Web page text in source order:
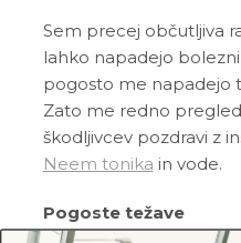
Sem precej občutljiva
lahko napadejo
pogosto me napadejo
Zato me redno
škodljivcev pozdravi z
Neem tonika in vode.
Pogoste težave